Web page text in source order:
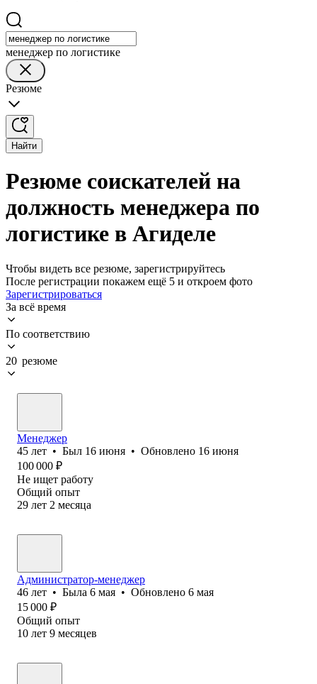
менеджер по логистике
Резюме
Найти
Резюме соискателей на
должность менеджера по
логистике в Агиделе
Чтобы видеть все резюме, зарегистрируйтесь
После регистрации покажем ещё 5 и откроем фото
Зарегистрироваться
За всё время
По соответствию
20 резюме
Менеджер
45 лет • Был 16 июня • Обновлено 16 июня
100 000 ₽
Не ищет работу
Общий опыт
29 лет 2 месяца
Администратор-менеджер
46 лет • Была 6 мая • Обновлено 6 мая
15 000 ₽
Общий опыт
10 лет 9 месяцев